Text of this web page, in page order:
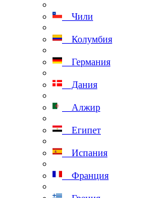
Чили
Колумбия
Германия
Дания
Алжир
Египет
Испания
Франция